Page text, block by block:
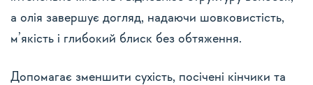
а олія завершує догляд, надаючи шовковистість,
м’якість і глибокий блиск без обтяження.
Допомагає зменшити сухість, посічені кінчики та